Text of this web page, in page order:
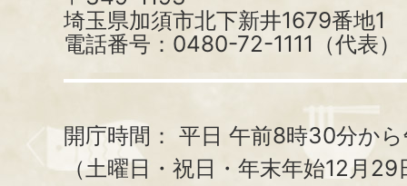
埼玉県加須市北下新井1679番地1
電話番号：0480-72-1111（代表）
開庁時間： 平日 午前8時30分か
（土曜日・祝日・年末年始12月